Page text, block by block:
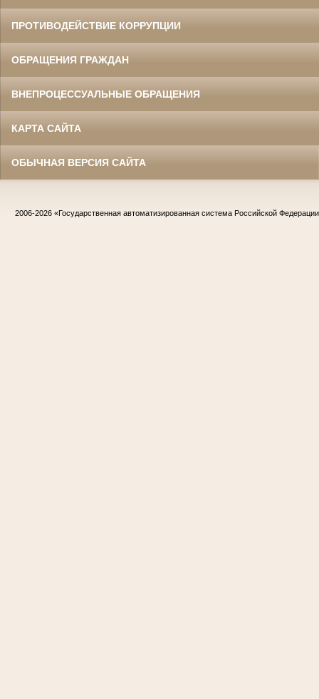
ПРОТИВОДЕЙСТВИЕ КОРРУПЦИИ
ОБРАЩЕНИЯ ГРАЖДАН
ВНЕПРОЦЕССУАЛЬНЫЕ ОБРАЩЕНИЯ
КАРТА САЙТА
ОБЫЧНАЯ ВЕРСИЯ САЙТА
2006-2026 «Государственная автоматизированная система Российской